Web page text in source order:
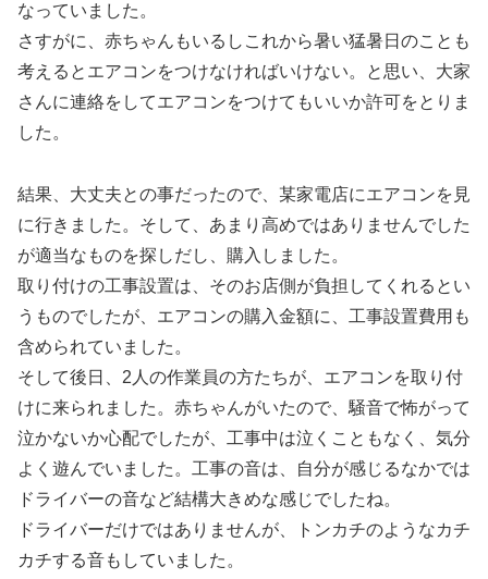
なっていました。
さすがに、赤ちゃんもいるしこれから暑い猛暑日のことも
考えるとエアコンをつけなければいけない。と思い、大家
さんに連絡をしてエアコンをつけてもいいか許可をとりま
した。
結果、大丈夫との事だったので、某家電店にエアコンを見
に行きました。そして、あまり高めではありませんでした
が適当なものを探しだし、購入しました。
取り付けの工事設置は、そのお店側が負担してくれるとい
うものでしたが、エアコンの購入金額に、工事設置費用も
含められていました。
そして後日、2人の作業員の方たちが、エアコンを取り付
けに来られました。赤ちゃんがいたので、騒音で怖がって
泣かないか心配でしたが、工事中は泣くこともなく、気分
よく遊んでいました。工事の音は、自分が感じるなかでは
ドライバーの音など結構大きめな感じでしたね。
ドライバーだけではありませんが、トンカチのようなカチ
カチする音もしていました。